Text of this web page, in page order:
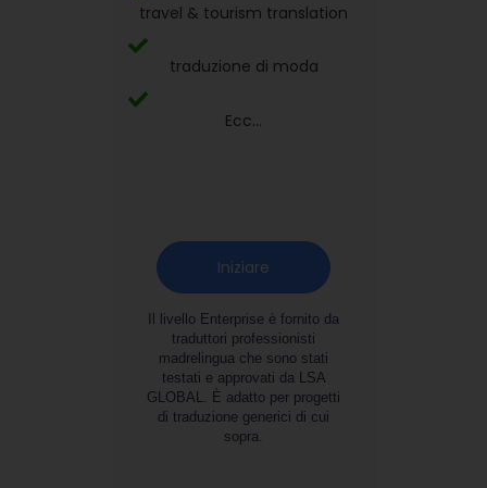
travel & tourism translation
traduzione di moda
Ecc...
Iniziare
Il livello Enterprise è fornito da
traduttori professionisti
madrelingua che sono stati
testati e approvati da LSA
GLOBAL. È adatto per progetti
di traduzione generici di cui
sopra.